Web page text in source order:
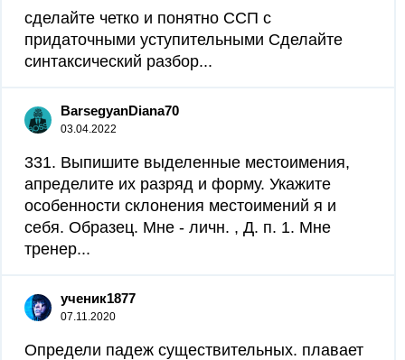
сделайте четко и понятно ССП с
придаточными уступительными Сделайте
синтаксический разбор​...
BarsegyanDiana70
03.04.2022
331. Выпишите выделенные местоимения,
апределите их разряд и форму. Укажите
особенности склонения местоимений я и
себя. Образец. Мне - личн. , Д. п. 1. Мне
тренер...
ученик1877
07.11.2020
Определи падеж существительных. плавает